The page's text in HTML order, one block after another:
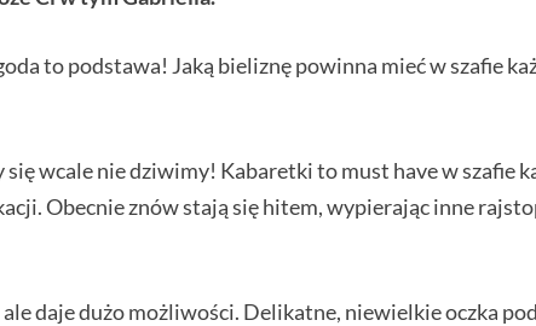
to podstawa! Jaką bieliznę powinna mieć w szafie
wcale nie dziwimy! Kabaretki to must have w szafie
Obecnie znów stają się hitem, wypierając inne
daje dużo możliwości. Delikatne, niewielkie oczka